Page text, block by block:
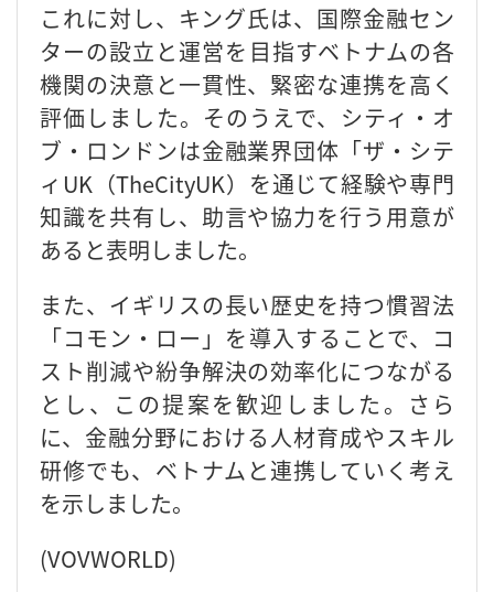
これに対し、キング氏は、国際金融セン
ターの設立と運営を目指すベトナムの各
機関の決意と一貫性、緊密な連携を高く
評価しました。そのうえで、シティ・オ
ブ・ロンドンは金融業界団体「ザ・シテ
ィUK（TheCityUK）を通じて経験や専門
知識を共有し、助言や協力を行う用意が
あると表明しました。
また、イギリスの長い歴史を持つ慣習法
「コモン・ロー」を導入することで、コ
スト削減や紛争解決の効率化につながる
とし、この提案を歓迎しました。さら
に、金融分野における人材育成やスキル
研修でも、ベトナムと連携していく考え
を示しました。
(VOVWORLD)